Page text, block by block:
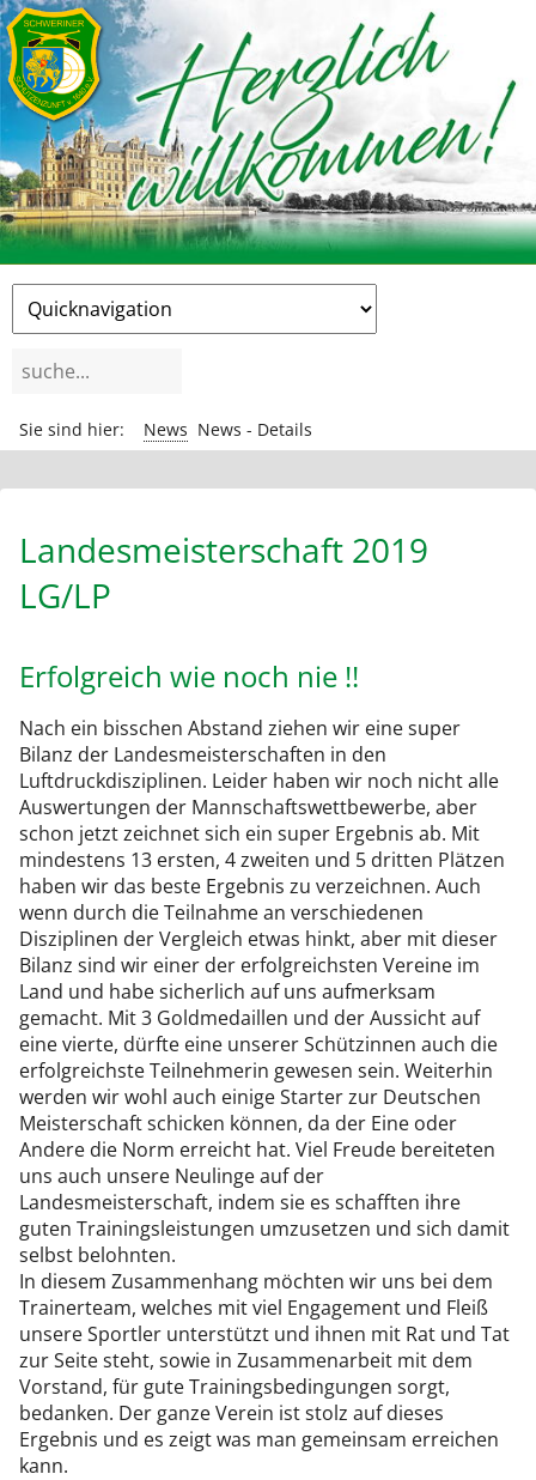
Zielseite
Suchbegriffe
Sie sind hier: News News - Details
Landesmeisterschaft 2019
LG/LP
Erfolgreich wie noch nie !!
Nach ein bisschen Abstand ziehen wir eine super
Bilanz der Landesmeisterschaften in den
Luftdruckdisziplinen. Leider haben wir noch nicht alle
Auswertungen der Mannschaftswettbewerbe, aber
schon jetzt zeichnet sich ein super Ergebnis ab. Mit
mindestens 13 ersten, 4 zweiten und 5 dritten Plätzen
haben wir das beste Ergebnis zu verzeichnen. Auch
wenn durch die Teilnahme an verschiedenen
Disziplinen der Vergleich etwas hinkt, aber mit dieser
Bilanz sind wir einer der erfolgreichsten Vereine im
Land und habe sicherlich auf uns aufmerksam
gemacht. Mit 3 Goldmedaillen und der Aussicht auf
eine vierte, dürfte eine unserer Schützinnen auch die
erfolgreichste Teilnehmerin gewesen sein. Weiterhin
werden wir wohl auch einige Starter zur Deutschen
Meisterschaft schicken können, da der Eine oder
Andere die Norm erreicht hat. Viel Freude bereiteten
uns auch unsere Neulinge auf der
Landesmeisterschaft, indem sie es schafften ihre
guten Trainingsleistungen umzusetzen und sich damit
selbst belohnten.
In diesem Zusammenhang möchten wir uns bei dem
Trainerteam, welches mit viel Engagement und Fleiß
unsere Sportler unterstützt und ihnen mit Rat und Tat
zur Seite steht, sowie in Zusammenarbeit mit dem
Vorstand, für gute Trainingsbedingungen sorgt,
bedanken. Der ganze Verein ist stolz auf dieses
Ergebnis und es zeigt was man gemeinsam erreichen
kann.